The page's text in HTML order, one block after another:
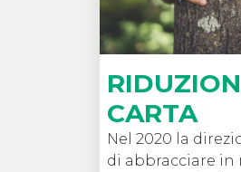
CARTA
Nel 2020 la
di abbracciare